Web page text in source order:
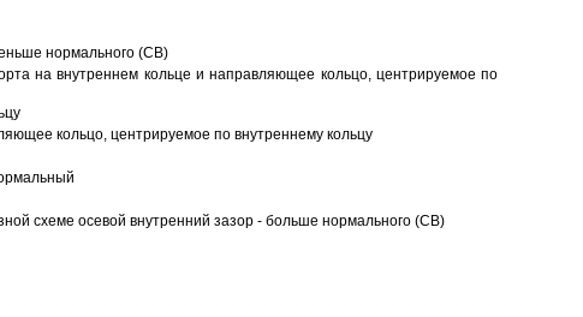
нормального (CB)
на внутреннем кольце и направляющее кольцо, центрируемое по
кольцо, центрируемое по внутреннему кольцу
схеме осевой внутренний зазор - больше нормального (CB)